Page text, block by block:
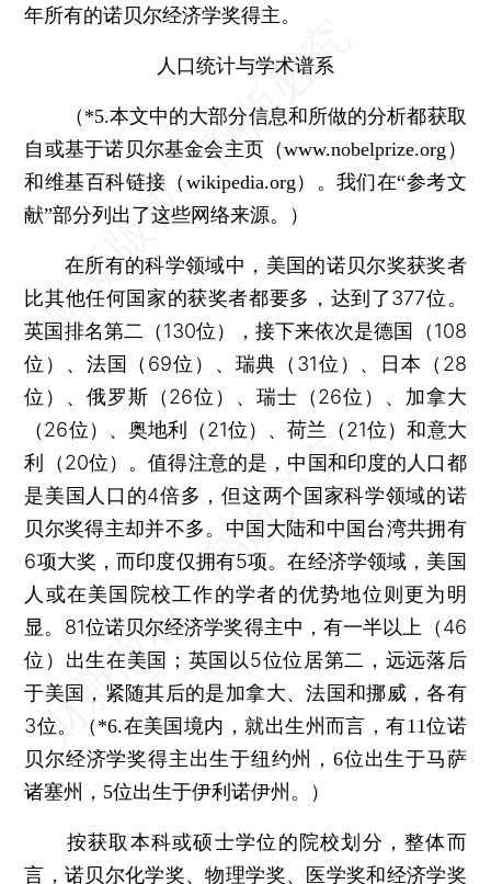
年所有的诺贝尔经济学奖得主。
人口统计与学术谱系
（*5.本文中的大部分信息和所做的分析都获取
自或基于诺贝尔基金会主页（www.nobelprize.org）
和维基百科链接（wikipedia.org）。我们在“参考文
献”部分列出了这些网络来源。）
在所有的科学领域中，美国的诺贝尔奖获奖者
比其他任何国家的获奖者都要多，达到了377位。
英国排名第二（130位），接下来依次是德国（108
位）、法国（69位）、瑞典（31位）、日本（28
位）、俄罗斯（26位）、瑞士（26位）、加拿大
（26位）、奥地利（21位）、荷兰（21位）和意大
利（20位）。值得注意的是，中国和印度的人口都
是美国人口的4倍多，但这两个国家科学领域的诺
贝尔奖得主却并不多。中国大陆和中国台湾共拥有
6项大奖，而印度仅拥有5项。在经济学领域，美国
人或在美国院校工作的学者的优势地位则更为明
显。81位诺贝尔经济学奖得主中，有一半以上（46
位）出生在美国；英国以5位位居第二，远远落后
于美国，紧随其后的是加拿大、法国和挪威，各有
3位。
（*6.在美国境内，就出生州而言，有11位诺
贝尔经济学奖得主出生于纽约州，6位出生于马萨
诸塞州，5位出生于伊利诺伊州。）
按获取本科或硕士学位的院校划分，整体而
言，诺贝尔化学奖、物理学奖、医学奖和经济学奖